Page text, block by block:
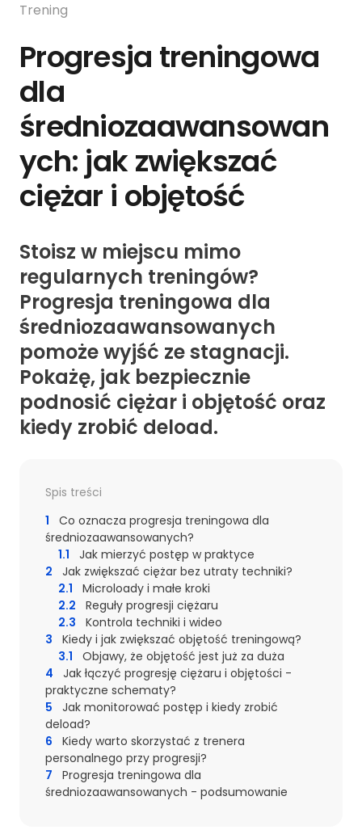
Trening
Progresja treningowa
dla
średniozaawansowan
ych: jak zwiększać
ciężar i objętość
Stoisz w miejscu mimo
regularnych treningów?
Progresja treningowa dla
średniozaawansowanych
pomoże wyjść ze stagnacji.
Pokażę, jak bezpiecznie
podnosić ciężar i objętość oraz
kiedy zrobić deload.
Spis treści
1
Co oznacza progresja treningowa dla
średniozaawansowanych?
1.1
Jak mierzyć postęp w praktyce
2
Jak zwiększać ciężar bez utraty techniki?
2.1
Microloady i małe kroki
2.2
Reguły progresji ciężaru
2.3
Kontrola techniki i wideo
3
Kiedy i jak zwiększać objętość treningową?
3.1
Objawy, że objętość jest już za duża
4
Jak łączyć progresję ciężaru i objętości -
praktyczne schematy?
5
Jak monitorować postęp i kiedy zrobić
deload?
6
Kiedy warto skorzystać z trenera
personalnego przy progresji?
7
Progresja treningowa dla
średniozaawansowanych - podsumowanie